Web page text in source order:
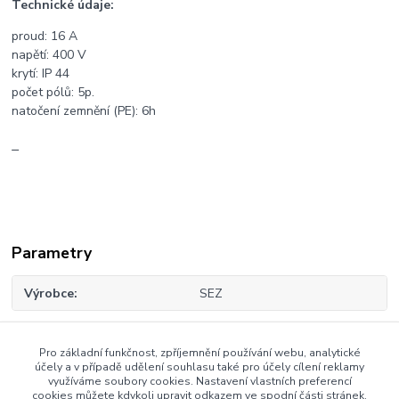
Technické údaje:
proud: 16 A
napětí: 400 V
krytí: IP 44
počet pólů: 5p.
natočení zemnění (PE): 6h
Parametry
Výrobce SEZ
Zboží zařazeno v kategoriích
Pro základní funkčnost, zpříjemnění používání webu, analytické
účely a v případě udělení souhlasu také pro účely cílení reklamy
využíváme soubory cookies. Nastavení vlastních preferencí
cookies můžete kdykoli upravit odkazem ve spodní části stránek.